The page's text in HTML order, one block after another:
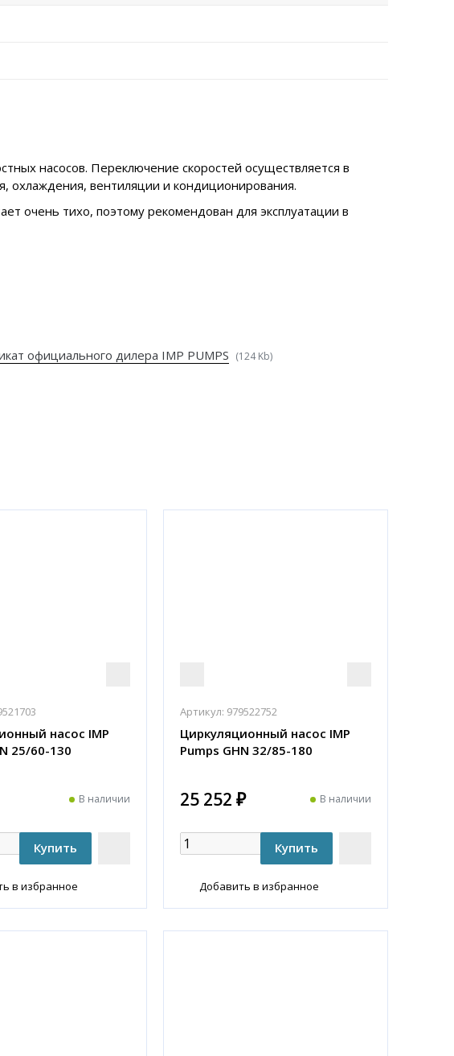
насосов. Переключение скоростей осуществляется в
охлаждения, вентиляции и кондиционирования.
очень тихо, поэтому рекомендован для эксплуатации в
официального дилера IMP PUMPS (124 Kb)
насос IMP
25/60-130
В наличии
в избранное
Артикул: 979522752
Циркуляционный насос IMP
Pumps GHN 32/85-180
25 252 ₽ В наличии
Добавить в избранное